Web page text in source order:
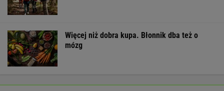
Więcej niż dobra kupa. Błonnik dba też o
mózg